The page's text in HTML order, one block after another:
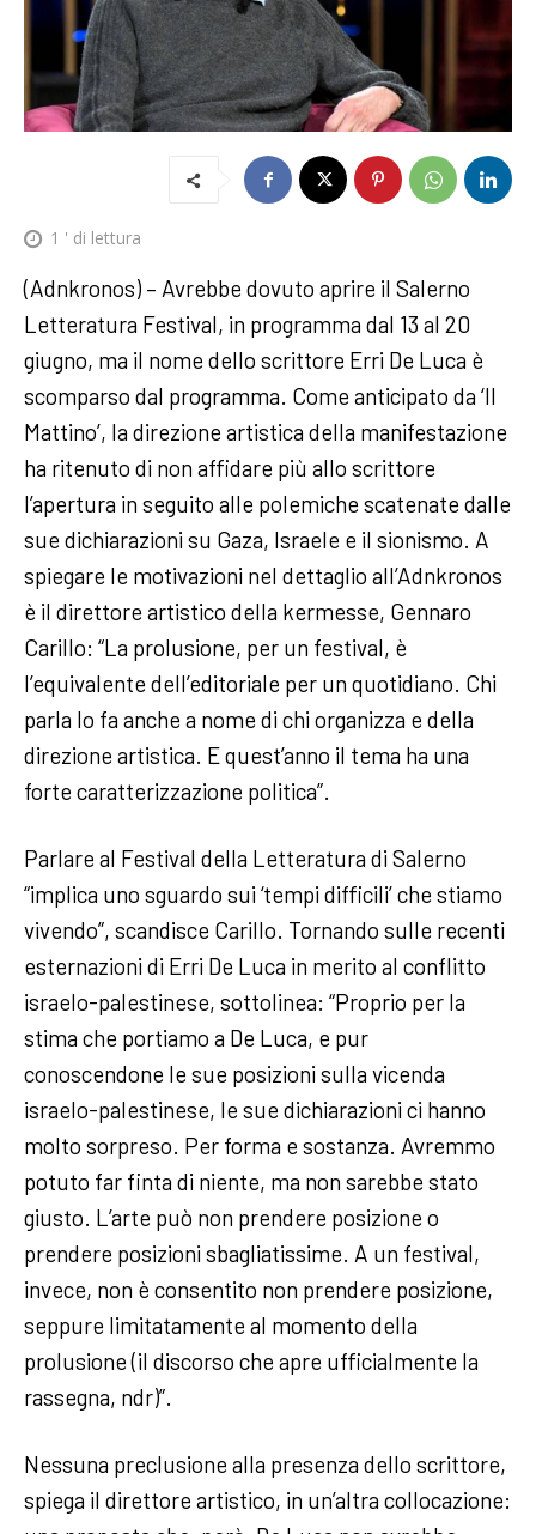
1 ' di lettura
(Adnkronos) – Avrebbe dovuto aprire il Salerno
Letteratura Festival, in programma dal 13 al 20
giugno, ma il nome dello scrittore Erri De Luca è
scomparso dal programma. Come anticipato da ‘Il
Mattino’, la direzione artistica della manifestazione
ha ritenuto di non affidare più allo scrittore
l’apertura in seguito alle polemiche scatenate dalle
sue dichiarazioni su Gaza, Israele e il sionismo. A
spiegare le motivazioni nel dettaglio all’Adnkronos
è il direttore artistico della kermesse, Gennaro
Carillo: “La prolusione, per un festival, è
l’equivalente dell’editoriale per un quotidiano. Chi
parla lo fa anche a nome di chi organizza e della
direzione artistica. E quest’anno il tema ha una
forte caratterizzazione politica”.
Parlare al Festival della Letteratura di Salerno
“implica uno sguardo sui ‘tempi difficili’ che stiamo
vivendo”, scandisce Carillo. Tornando sulle recenti
esternazioni di Erri De Luca in merito al conflitto
israelo-palestinese, sottolinea: “Proprio per la
stima che portiamo a De Luca, e pur
conoscendone le sue posizioni sulla vicenda
israelo-palestinese, le sue dichiarazioni ci hanno
molto sorpreso. Per forma e sostanza. Avremmo
potuto far finta di niente, ma non sarebbe stato
giusto. L’arte può non prendere posizione o
prendere posizioni sbagliatissime. A un festival,
invece, non è consentito non prendere posizione,
seppure limitatamente al momento della
prolusione (il discorso che apre ufficialmente la
rassegna, ndr)”.
Nessuna preclusione alla presenza dello scrittore,
spiega il direttore artistico, in un’altra collocazione: